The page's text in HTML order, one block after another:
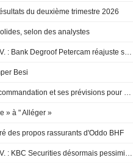
du deuxième trimestre 2026
selon des analystes
BE SEMICONDUCTOR INDUSTRIES N.V. : Bank Degroof Petercam réajuste son opinion à neutre
Besi
AlphaValue/Baader Europe relève sa recommandation et ses prévisions pour BE Semiconductor Industries face à la demande soutenue de puces
» à " Alléger »
des propos rassurants d'Oddo BHF
BE SEMICONDUCTOR INDUSTRIES N.V. : KBC Securities désormais pessimiste